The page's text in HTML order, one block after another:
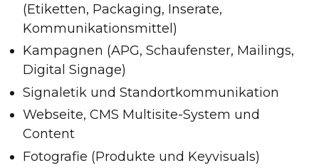
(Etiketten, Packaging, Inserate,
Kommunikationsmittel)
Kampagnen (APG, Schaufenster, Mailings,
Digital Signage)
Signaletik und Standortkommunikation
Webseite, CMS Multisite-System und
Content
Fotografie (Produkte und Keyvisuals)